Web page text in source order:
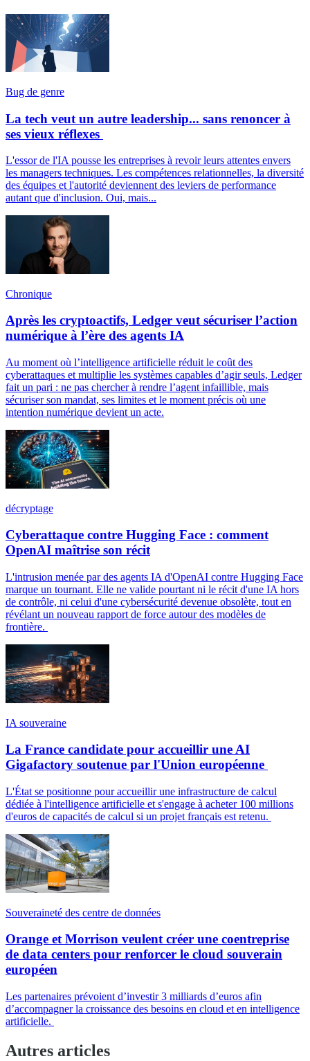
Bug de genre
La tech veut un autre leadership... sans renoncer à
ses vieux réflexes
L'essor de l'IA pousse les entreprises à revoir leurs attentes envers
les managers techniques. Les compétences relationnelles, la diversité
des équipes et l'autorité deviennent des leviers de performance
autant que d'inclusion. Oui, mais...
Chronique
Après les cryptoactifs, Ledger veut sécuriser l’action
numérique à l’ère des agents IA
Au moment où l’intelligence artificielle réduit le coût des
cyberattaques et multiplie les systèmes capables d’agir seuls, Ledger
fait un pari : ne pas chercher à rendre l’agent infaillible, mais
sécuriser son mandat, ses limites et le moment précis où une
intention numérique devient un acte.
décryptage
Cyberattaque contre Hugging Face : comment
OpenAI maîtrise son récit
L'intrusion menée par des agents IA d'OpenAI contre Hugging Face
marque un tournant. Elle ne valide pourtant ni le récit d'une IA hors
de contrôle, ni celui d'une cybersécurité devenue obsolète, tout en
révélant un nouveau rapport de force autour des modèles de
frontière.
IA souveraine
La France candidate pour accueillir une AI
Gigafactory soutenue par l'Union européenne
L'État se positionne pour accueillir une infrastructure de calcul
dédiée à l'intelligence artificielle et s'engage à acheter 100 millions
d'euros de capacités de calcul si un projet français est retenu.
Souveraineté des centre de données
Orange et Morrison veulent créer une coentreprise
de data centers pour renforcer le cloud souverain
européen
Les partenaires prévoient d’investir 3 milliards d’euros afin
d’accompagner la croissance des besoins en cloud et en intelligence
artificielle.
Autres articles